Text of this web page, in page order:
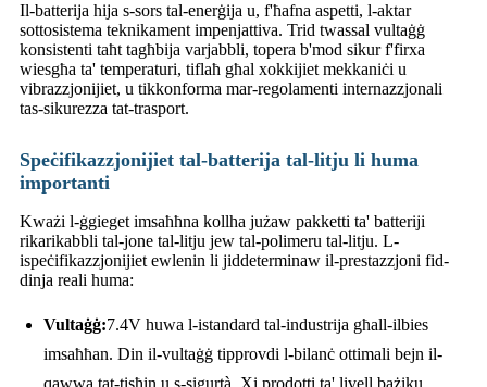
Il-batterija hija s-sors tal-enerġija u, f'ħafna aspetti, l-aktar
sottosistema teknikament impenjattiva. Trid twassal vultaġġ
konsistenti taħt tagħbija varjabbli, topera b'mod sikur f'firxa
wiesgħa ta' temperaturi, tiflaħ għal xokkijiet mekkaniċi u
vibrazzjonijiet, u tikkonforma mar-regolamenti internazzjonali
tas-sikurezza tat-trasport.
Speċifikazzjonijiet tal-batterija tal-litju li huma
importanti
Kważi l-ġgieget imsaħħna kollha jużaw pakketti ta' batteriji
rikarikabbli tal-jone tal-litju jew tal-polimeru tal-litju. L-
ispeċifikazzjonijiet ewlenin li jiddeterminaw il-prestazzjoni fid-
dinja reali huma:
Vultaġġ:7.4V huwa l-istandard tal-industrija għall-ilbies
imsaħħan. Din il-vultaġġ tipprovdi l-bilanċ ottimali bejn il-
qawwa tat-tisħin u s-sigurtà. Xi prodotti ta' livell bażiku